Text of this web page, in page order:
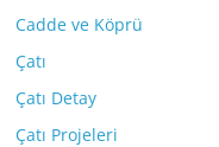
Cadde ve Köprü
Çatı
Çatı Detay
Çatı Projeleri